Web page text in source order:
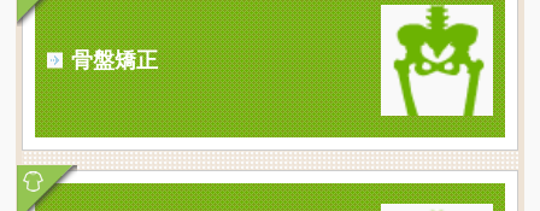
骨盤矯正